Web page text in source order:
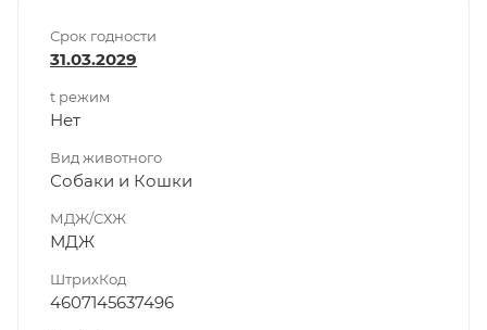
Срок годности
31.03.2029
t режим
Нет
Вид животного
Собаки и Кошки
МДЖ/СХЖ
МДЖ
ШтрихКод
4607145637496